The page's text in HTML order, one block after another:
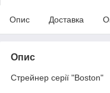
Опис Доставка
Опис
Стрейнер серії "Boston"